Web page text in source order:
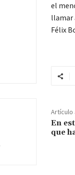
el
llamar
Félix
Artículo
En
que